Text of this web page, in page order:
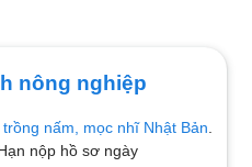
nông nghiệp
nấm, mọc nhĩ Nhật Bản.
nộp hồ sơ ngày